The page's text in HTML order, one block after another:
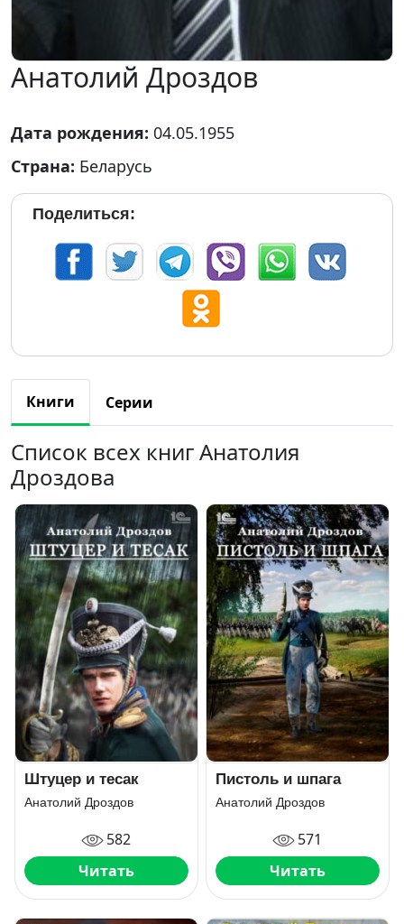
Анатолий Дроздов
Дата рождения: 04.05.1955
Страна: Беларусь
Поделиться:
Книги Серии
Список всех книг Анатолия
Дроздова
Штуцер и тесак
Анатолий Дроздов
582
Читать
Пистоль и шпага
Анатолий Дроздов
571
Читать